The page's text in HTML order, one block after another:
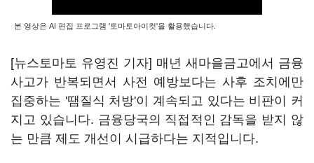
본 영상은 AI 편집 프로그램 '토마토아이컷'을 활용했습니다.
[뉴스토마토 유영진 기자] 매년 새마을금고에서 금융
사고가 반복되면서 사전 예방보다는 사후 조치에만
집중하는 '땜질식 처방'이 계속되고 있다는 비판이 커
지고 있습니다. 금융당국의 직접적인 감독을 받지 않
는 만큼 제도 개선이 시급하다는 지적입니다.